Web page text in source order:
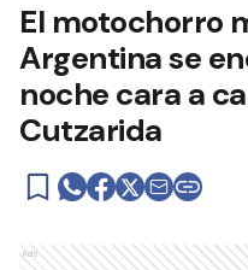
El motochorro
Argentina se
noche cara a
Cutzarida
Ads